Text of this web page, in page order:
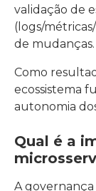
validação de
(logs/
de mudanças.
Como
ecossistema
autonomia
Qual é a
A